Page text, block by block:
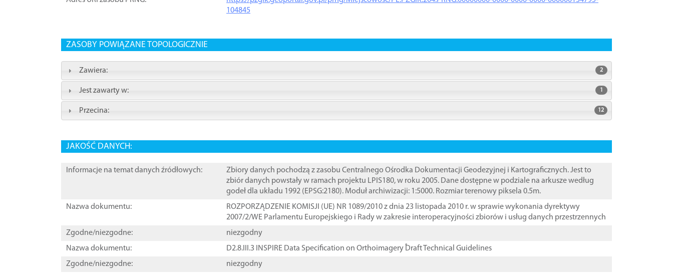
104845
ZASOBY POWIĄZANE TOPOLOGICZNIE
Zawiera: 2
Jest zawarty w: 1
Przecina: 12
JAKOŚĆ DANYCH:
Informacje na temat danych źródłowych:
Zbiory danych pochodzą z zasobu Centralnego Ośrodka Dokumentacji Geodezyjnej i Kartograficznych. Jest to
zbiór danych powstały w ramach projektu LPIS180, w roku 2005. Dane dostępne w podziale na arkusze według
godeł dla układu 1992 (EPSG:2180). Moduł archiwizacji: 1:5000. Rozmiar terenowy piksela 0.5m.
Nazwa dokumentu:
ROZPORZĄDZENIE KOMISJI (UE) NR 1089/2010 z dnia 23 listopada 2010 r. w sprawie wykonania dyrektywy
2007/2/WE Parlamentu Europejskiego i Rady w zakresie interoperacyjności zbiorów i usług danych przestrzennych
Zgodne/niezgodne:
niezgodny
Nazwa dokumentu:
D2.8.III.3 INSPIRE Data Specification on Orthoimagery ֠Draft Technical Guidelines
Zgodne/niezgodne:
niezgodny